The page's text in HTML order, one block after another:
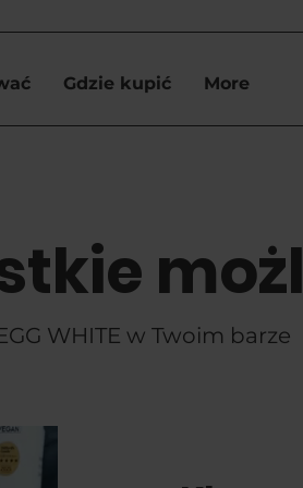
Gdzie kupić More
WHITE w Twoim barze